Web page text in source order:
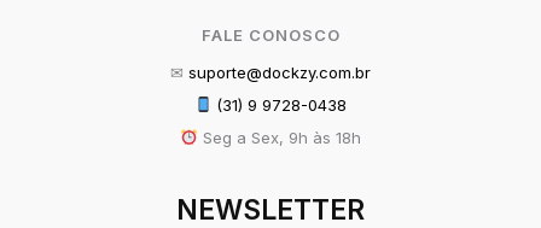
FALE CONOSCO
✉ suporte@dockzy.com.br
(31) 9 9728-0438
Seg a Sex, 9h às 18h
NEWSLETTER